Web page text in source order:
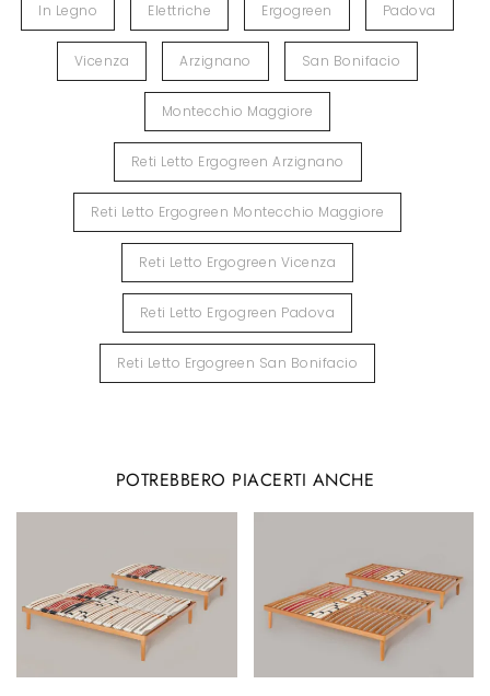
In Legno Elettriche Ergogreen Padova
Vicenza Arzignano San Bonifacio
Montecchio Maggiore
Reti Letto Ergogreen Arzignano
Reti Letto Ergogreen Montecchio Maggiore
Reti Letto Ergogreen Vicenza
Reti Letto Ergogreen Padova
Reti Letto Ergogreen San Bonifacio
POTREBBERO PIACERTI ANCHE